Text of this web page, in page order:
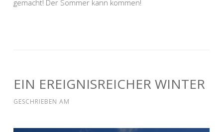
gemacht! Der Sommer kann kommen!
EIN EREIGNISREICHER WINTER
GESCHRIEBEN AM